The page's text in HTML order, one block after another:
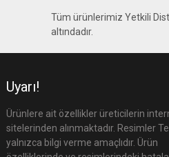
Tüm ürünlerimiz Yetkili
altındadır.
Uyarı!
Ürünlere ait özellikler üreticilerin
sitelerinden alınmaktadır. Resimler
yalnızca bilgi verme amaçlıdır. Ürün